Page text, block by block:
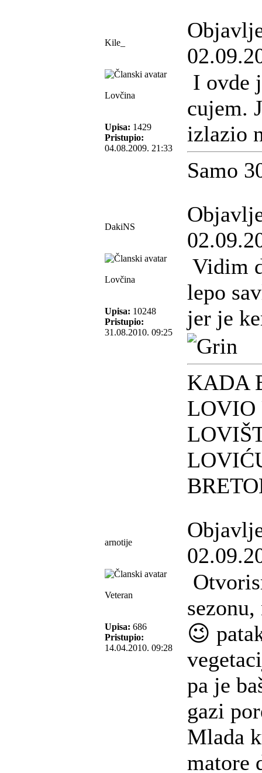
Kile_
Lovčina
Upisa: 1429
Pristupio:
04.08.2009. 21:33
I ovde
cujem.
izlazio
Samo
DakiNS
Lovčina
Upisa: 10248
Pristupio:
31.08.2010. 09:25
Vidim
lepo
jer je
KADA
LOVIO
arnotije
Veteran
Upisa: 686
Pristupio:
14.04.2010. 09:28
😉
pa je
gazi
Mlada
matore